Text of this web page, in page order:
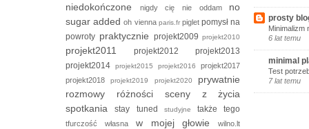
niedokończone nigdy cię nie oddam no
sugar addedoh vienna paris.fr pigletpomysł na
powroty praktycznie projekt2009projekt2010
projekt2011projekt2012projekt2013
projekt2014projekt2015projekt2016projekt2017
projekt2018projekt2019 projekt2020 prywatnie
rozmowy różności sceny z życia
spotkaniastay tuned studyjnetakże tego
tfurczość własna w mojej głowiewilno.lt
prosty
Minimalizm
6 lat temu
minimal
Test
7 lat temu